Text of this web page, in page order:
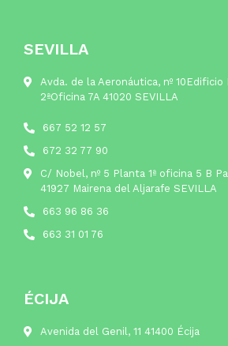
SEVILLA
Avda. de la Aeronáutica, nº 10Edificio
2ªOficina 7A 41020 SEVILLA
667 52 12 57
672 32 77 90
C/ Nobel, nº 5 Planta 1ª oficina 5 B
41927 Mairena del Aljarafe SEVILLA
663 96 86 36
663 31 01 76
ÉCIJA
Avenida del Genil, 11 41400 Écija